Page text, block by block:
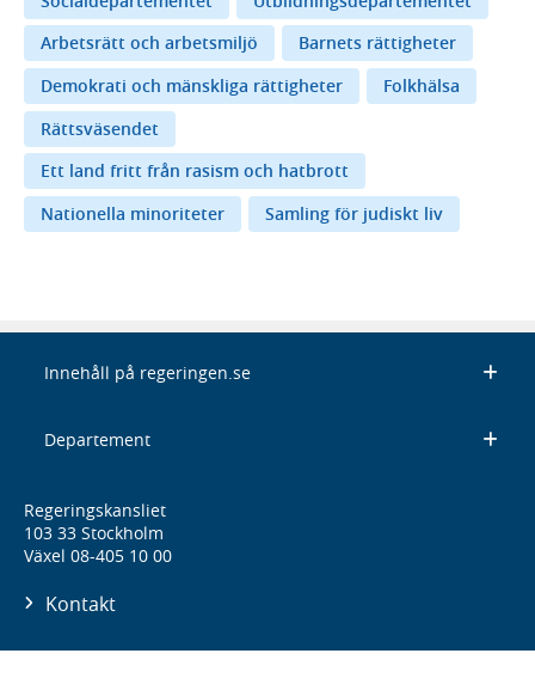
Arbetsrätt och arbetsmiljö
Barnets rättigheter
Demokrati och mänskliga rättigheter
Folkhälsa
Rättsväsendet
Ett land fritt från rasism och hatbrott
Nationella minoriteter
Samling för judiskt liv
Innehåll på regeringen.se
Departement
Regeringskansliet
103 33 Stockholm
Växel 08-405 10 00
Kontakt